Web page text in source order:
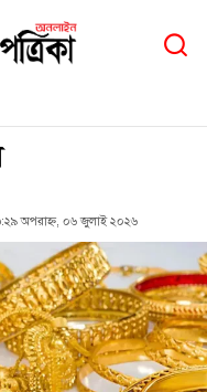
অপরাহ্ন, ০৬ জুলাই ২০২৬